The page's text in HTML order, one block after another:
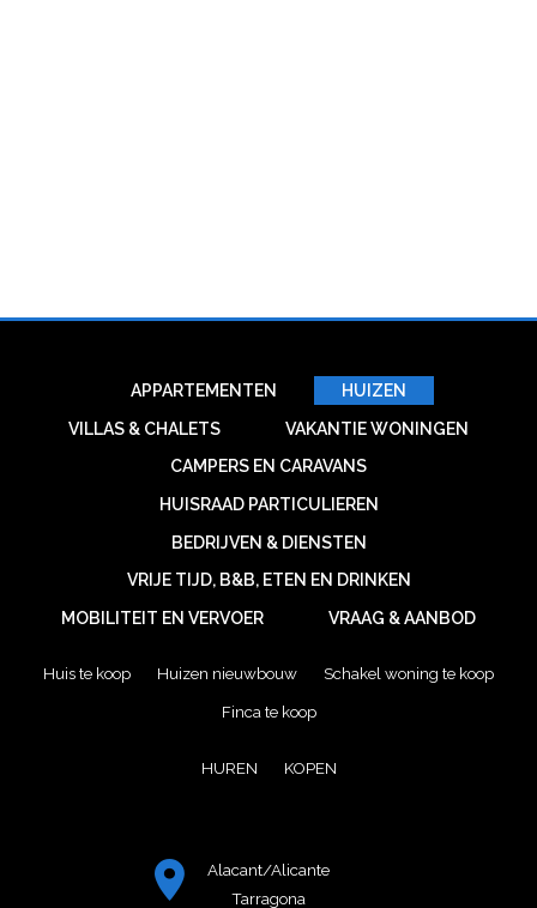
APPARTEMENTEN
HUIZEN
VILLAS & CHALETS
VAKANTIE WONINGEN
CAMPERS EN CARAVANS
HUISRAAD PARTICULIEREN
BEDRIJVEN & DIENSTEN
VRIJE TIJD, B&B, ETEN EN DRINKEN
MOBILITEIT EN VERVOER
VRAAG & AANBOD
Huis te koop Huizen nieuwbouw
Schakel woning te koop
Finca te koop
HUREN KOPEN
Alacant/Alicante
Tarragona